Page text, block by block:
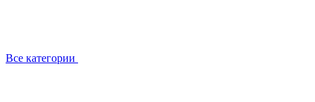
Все категории